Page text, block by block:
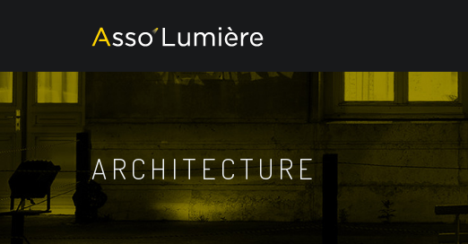
ARCHITECTURE